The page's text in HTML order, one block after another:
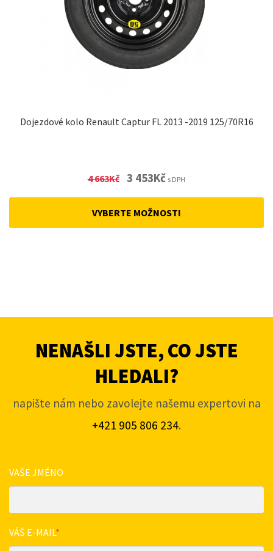
Dojezdové kolo Renault Captur FL 2013 -2019 125/70R16
4 663Kč Original
3 453KčCurrent
s DPH
VYBERTE MOŽNOSTI
NENAŠLI JSTE, CO JSTE
HLEDALI?
napište nám nebo zavolejte našemu expertovi na
+421 905 806 234.
VAŠE JMÉNO
VÁŠ E-MAIL*